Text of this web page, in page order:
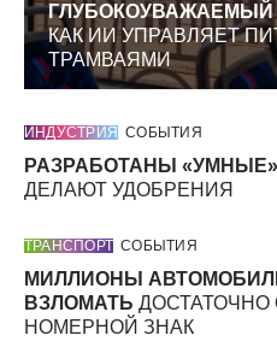
КАК ИИ УПРАВЛЯЕТ
ТРАМВАЯМИ
ИНДУСТРИЯ СОБЫТИЯ
РАЗРАБОТАНЫ
ДЕЛАЮТ УДОБРЕНИЯ
ТРАНСПОРТ СОБЫТИЯ
МИЛЛИОНЫ
ВЗЛОМАТЬ ДОСТАТОЧНО
НОМЕРНОЙ ЗНАК